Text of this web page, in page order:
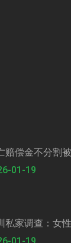
赔偿金不分割
01-19
私家调查：女